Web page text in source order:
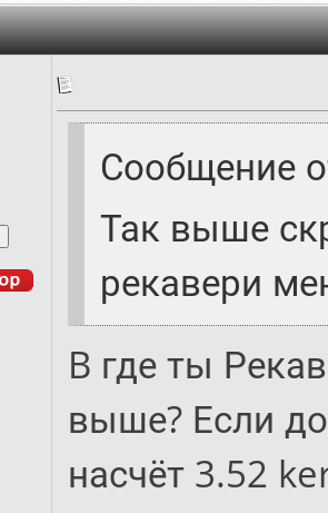
Сообщение
Так выше
рекавери
B где ты
выше? Если
насчёт 3.52